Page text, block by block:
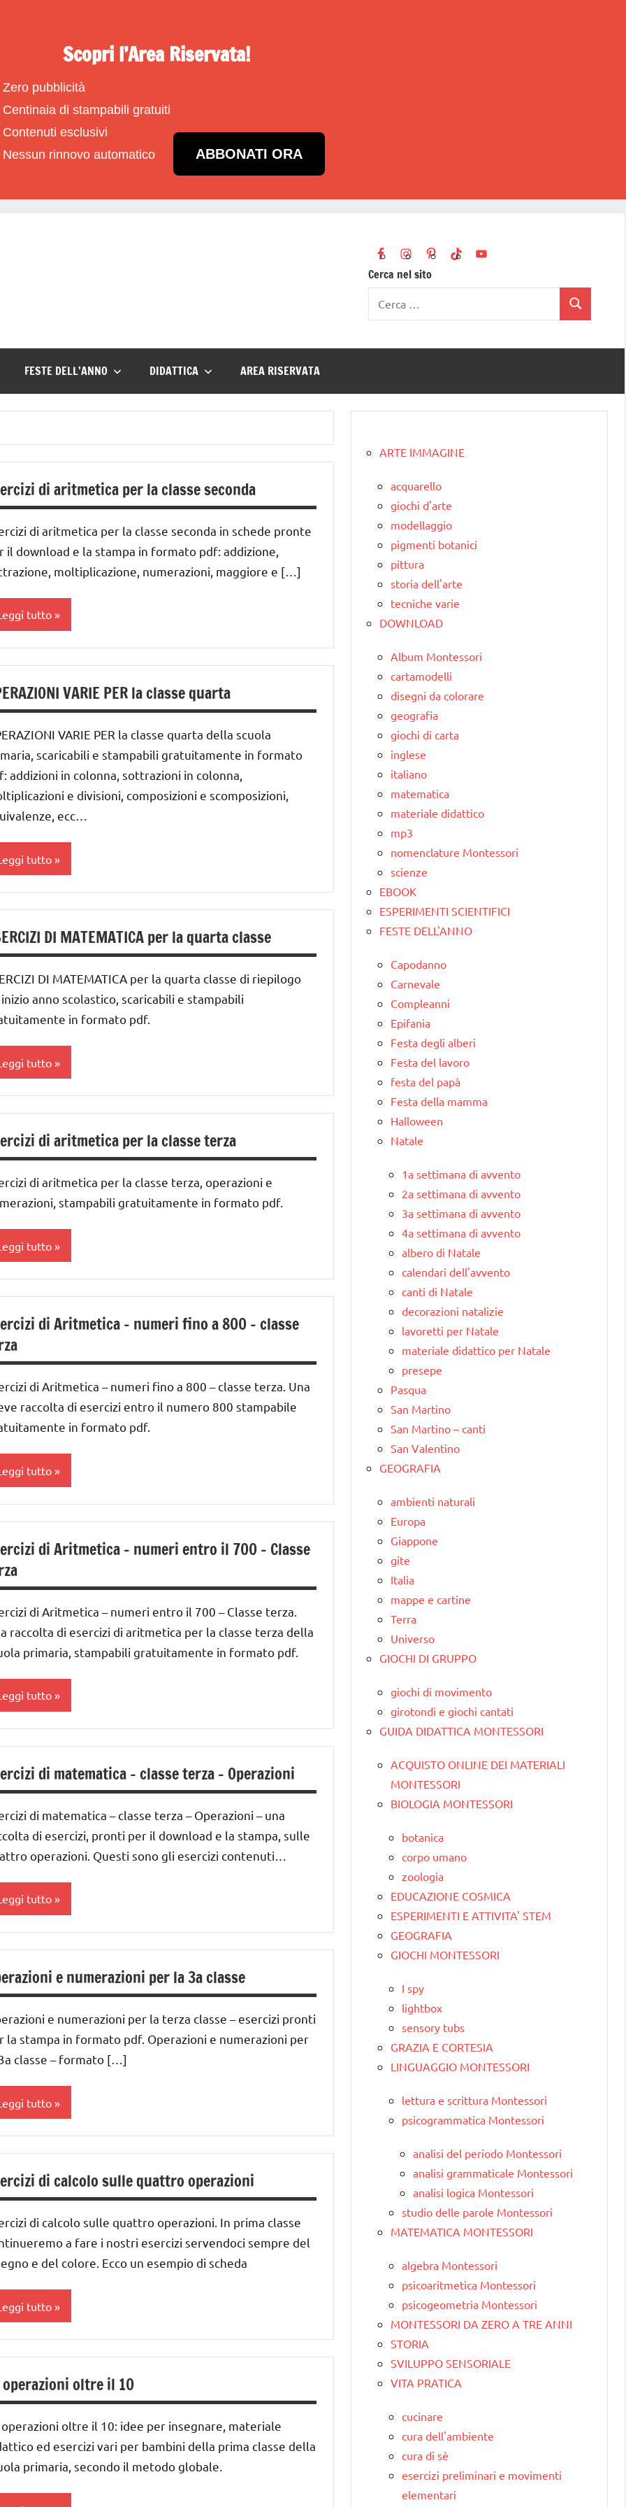
Scopri l’Area Riservata!
Zero pubblicità
Centinaia di stampabili gratuiti
Contenuti esclusivi
Nessun rinnovo automatico
ABBONATI ORA
Cerca nel sito
per:
Cerca
FESTE DELL’ANNO DIDATTICA AREA RISERVATA
di aritmetica per la classe seconda
di aritmetica per la classe seconda in schede pronte
il download e la stampa in formato pdf: addizione,
moltiplicazione, numerazioni, maggiore e […]
tutto
TUTTI GLI
ETA'
GLI
VARIE PER la classe quarta
VARIE PER la classe quarta della scuola
scaricabili e stampabili gratuitamente in formato
addizioni in colonna, sottrazioni in colonna,
e divisioni, composizioni e scomposizioni,
ecc…
tutto
TUTTI GLI
GLI
DI MATEMATICA per la quarta classe
DI MATEMATICA per la quarta classe di riepilogo
anno scolastico, scaricabili e stampabili
in formato pdf.
tutto
e
numeri
TUTTI GLI
ARGOMENTI
di aritmetica per la classe terza
di aritmetica per la classe terza, operazioni e
stampabili gratuitamente in formato pdf.
tutto
materiale
ETA'
di Aritmetica – numeri fino a 800 – classe
di Aritmetica – numeri fino a 800 – classe terza. Una
raccolta di esercizi entro il numero 800 stampabile
in formato pdf.
tutto
materiale
ETA'
GLI
di Aritmetica – numeri entro il 700 – Classe
di Aritmetica – numeri entro il 700 – Classe terza.
raccolta di esercizi di aritmetica per la classe terza della
primaria, stampabili gratuitamente in formato pdf.
tutto
GLI
di matematica – classe terza – Operazioni
di matematica – classe terza – Operazioni – una
di esercizi, pronti per il download e la stampa, sulle
operazioni. Questi sono gli esercizi contenuti…
tutto
GLI
GLI
e numerazioni per la 3a classe
e numerazioni per la terza classe – esercizi pronti
la stampa in formato pdf. Operazioni e numerazioni per
classe – formato […]
tutto
tabelline
GLI
di calcolo sulle quattro operazioni
di calcolo sulle quattro operazioni. In prima classe
a fare i nostri esercizi servendoci sempre del
e del colore. Ecco un esempio di scheda
tutto
operazioni oltre il 10
operazioni oltre il 10: idee per insegnare, materiale
ed esercizi vari per bambini della prima classe della
primaria, secondo il metodo globale.
ARTE IMMAGINE
acquarello
giochi d'arte
modellaggio
pigmenti botanici
pittura
storia dell'arte
tecniche varie
DOWNLOAD
Album Montessori
cartamodelli
disegni da colorare
geografia
giochi di carta
inglese
italiano
matematica
materiale didattico
mp3
nomenclature Montessori
scienze
EBOOK
ESPERIMENTI SCIENTIFICI
FESTE DELL'ANNO
Capodanno
Carnevale
Compleanni
Epifania
Festa degli alberi
Festa del lavoro
festa del papà
Festa della mamma
Halloween
Natale
1a settimana di avvento
2a settimana di avvento
3a settimana di avvento
4a settimana di avvento
albero di Natale
calendari dell'avvento
canti di Natale
decorazioni natalizie
lavoretti per Natale
materiale didattico per Natale
presepe
Pasqua
San Martino
San Martino – canti
San Valentino
GEOGRAFIA
ambienti naturali
Europa
Giappone
gite
Italia
mappe e cartine
Terra
Universo
GIOCHI DI GRUPPO
giochi di movimento
girotondi e giochi cantati
GUIDA DIDATTICA MONTESSORI
ACQUISTO ONLINE DEI MATERIALI
MONTESSORI
BIOLOGIA MONTESSORI
botanica
corpo umano
zoologia
EDUCAZIONE COSMICA
ESPERIMENTI E ATTIVITA' STEM
GEOGRAFIA
GIOCHI MONTESSORI
I spy
lightbox
sensory tubs
GRAZIA E CORTESIA
LINGUAGGIO MONTESSORI
lettura e scrittura Montessori
psicogrammatica Montessori
analisi del periodo Montessori
analisi grammaticale Montessori
analisi logica Montessori
studio delle parole Montessori
MATEMATICA MONTESSORI
algebra Montessori
psicoaritmetica Montessori
psicogeometria Montessori
MONTESSORI DA ZERO A TRE ANNI
STORIA
SVILUPPO SENSORIALE
VITA PRATICA
cucinare
cura dell'ambiente
cura di sè
esercizi preliminari e movimenti
elementari